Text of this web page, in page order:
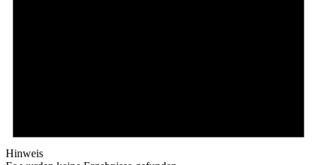
Hinweis